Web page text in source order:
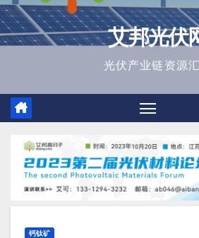
艾邦光伏
光伏产业链资源
钙钛矿